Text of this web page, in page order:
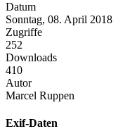
Datum
Sonntag, 08. April 2018
Zugriffe
252
Downloads
410
Autor
Marcel Ruppen
Exif-Daten